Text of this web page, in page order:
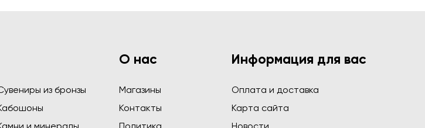
из бронзы
О нас
Магазины
Контакты
Информация для вас
Оплата и доставка
Карта сайта